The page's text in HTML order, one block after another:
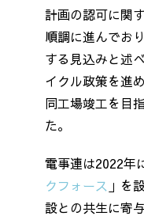
計画の認可に関
順調に進んでお
する見込みと述
イクル政策を進
同工場竣工を目
た。
電事連は2022年
クフォース 」を
設との共生に寄